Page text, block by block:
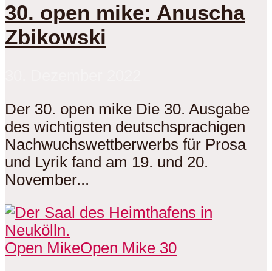
30. open mike: Anuscha
Zbikowski
Der 30. open mike Die 30. Ausgabe
des wichtigsten deutschsprachigen
Nachwuchswettberwerbs für Prosa
und Lyrik fand am 19. und 20.
November...
Open MikeOpen Mike 30